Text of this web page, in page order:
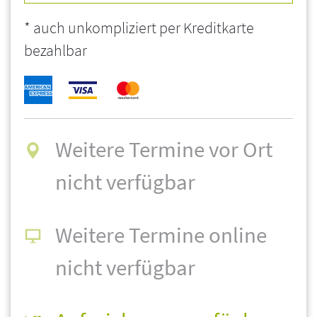
* auch unkompliziert per Kreditkarte
bezahlbar
Weitere Termine vor Ort
nicht verfügbar
Weitere Termine online
nicht verfügbar